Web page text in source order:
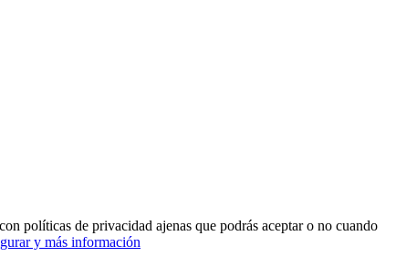
políticas de privacidad ajenas que podrás aceptar o no cuando
y más información